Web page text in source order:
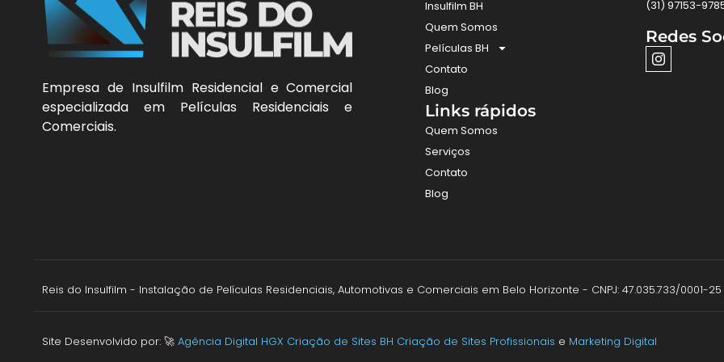
Empresa de Insulfilm Residencial e Comercial
especializada em Películas Residenciais e
Comerciais.
Insulfilm BH
Quem Somos
Películas BH
Contato
Blog
Links rápidos
Quem Somos
Serviços
Contato
Blog
(31) 97153-
Redes
Reis do Insulfilm - Instalação de Películas Residenciais, Automotivas e Comerciais em Belo Horizonte - CNPJ: 47.035.733/0001-25
Site Desenvolvido por: 🚀 Agência Digital HGX Criação de Sites BH Criação de Sites Profissionais e Marketing Digital